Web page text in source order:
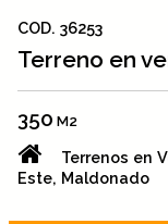
COD. 36253
Terreno en
350 M2
Terrenos en
Este, Maldonado